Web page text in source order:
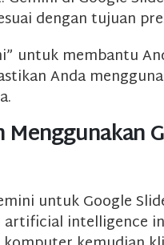
dengan tujuan
untuk membantu
Anda
untuk Google
intelligence